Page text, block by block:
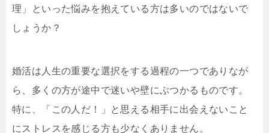
理」といった悩みを抱えている方は多いのではないで
しょうか？
婚活は人生の重要な選択をする過程の一つでありなが
ら、多くの方が途中で迷いや壁にぶつかるものです。
特に、「この人だ！」と思える相手に出会えないこと
にストレスを感じる方も少なくありません。